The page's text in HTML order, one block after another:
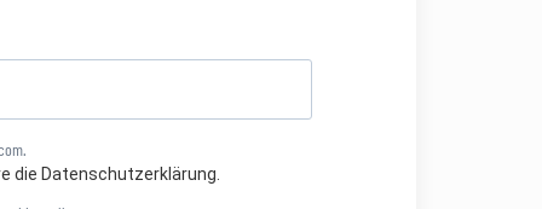
die Datenschutzerklärung.